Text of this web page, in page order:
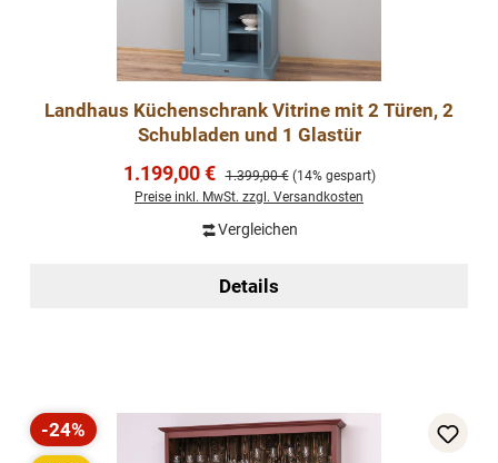
Landhaus Küchenschrank Vitrine mit 2 Türen, 2
Schubladen und 1 Glastür
Verkaufspreis:
1.199,00 € Regulärer Preis:
1.399,00 € (14% gespart)
Preise inkl. MwSt. zzgl. Versandkosten
Vergleichen
Details
Rabatt
-24%